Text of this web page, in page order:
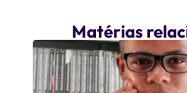
Matérias